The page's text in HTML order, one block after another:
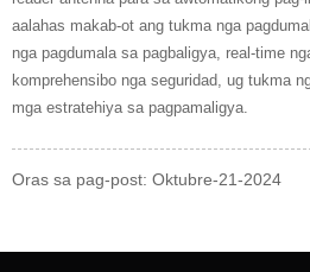
aalahas makab-ot ang tukma nga
nga pagdumala sa pagbaligya, real-time
komprehensibo nga seguridad, ug tukma
mga estratehiya sa pagpamaligya.
Oras sa pag-post: Oktubre-21-2024